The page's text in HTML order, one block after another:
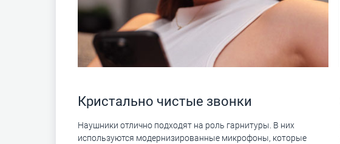
Кристально чистые звонки
Наушники отлично подходят на роль гарнитуры. В них
используются модернизированные микрофоны, которые